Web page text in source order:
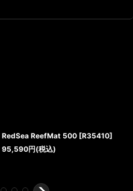
RedSea ReefMat 500 [R35410]
95,590円(税込)